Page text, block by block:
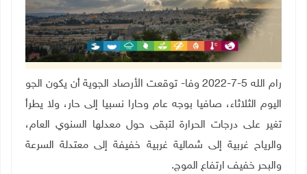
رام الله 5-7-2022 وفا- توقعت الأرصاد الجوية أن يكون الجو
اليوم الثلاثاء، صافيا بوجه عام وحارا نسبيا إلى حار، ولا يطرأ
تغير على درجات الحرارة لتبقى حول معدلها السنوي العام،
والرياح غربية إلى شمالية غربية خفيفة إلى معتدلة السرعة
والبحر خفيف ارتفاع الموج.